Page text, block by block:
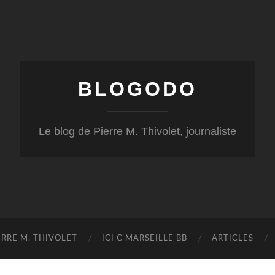
BLOGODO
Le blog de Pierre M. Thivolet, journaliste
M. THIVOLET ICI C MARSEILLE BB ARTICLES